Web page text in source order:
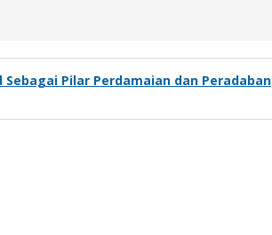
Sebagai Pilar Perdamaian dan Peradaban